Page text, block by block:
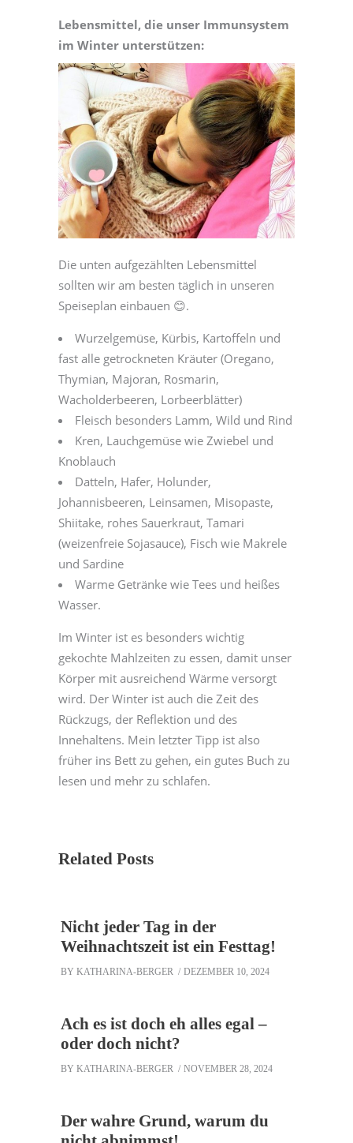
Lebensmittel, die unser Immunsystem
im Winter unterstützen:
Die unten aufgezählten Lebensmittel
sollten wir am besten täglich in unseren
Speiseplan einbauen 😊.
Wurzelgemüse, Kürbis, Kartoffeln und
fast alle getrockneten Kräuter (Oregano,
Thymian, Majoran, Rosmarin,
Wacholderbeeren, Lorbeerblätter)
Fleisch besonders Lamm, Wild und Rind
Kren, Lauchgemüse wie Zwiebel und
Knoblauch
Datteln, Hafer, Holunder,
Johannisbeeren, Leinsamen, Misopaste,
Shiitake, rohes Sauerkraut, Tamari
(weizenfreie Sojasauce), Fisch wie Makrele
und Sardine
Warme Getränke wie Tees und heißes
Wasser.
Im Winter ist es besonders wichtig
gekochte Mahlzeiten zu essen, damit unser
Körper mit ausreichend Wärme versorgt
wird. Der Winter ist auch die Zeit des
Rückzugs, der Reflektion und des
Innehaltens. Mein letzter Tipp ist also
früher ins Bett zu gehen, ein gutes Buch zu
lesen und mehr zu schlafen.
Related Posts
Nicht jeder Tag in der
Weihnachtszeit ist ein Festtag!
BY KATHARINA-BERGER DEZEMBER 10, 2024
Ach es ist doch eh alles egal –
oder doch nicht?
BY KATHARINA-BERGER NOVEMBER 28, 2024
Der wahre Grund, warum du